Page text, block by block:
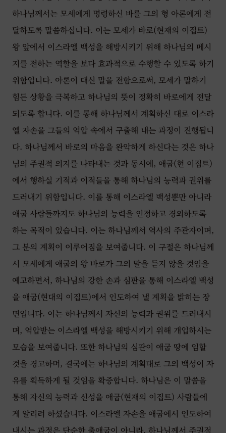
하나님께서는 모세에게 명령하신 바를 그의 형 아론에게 전
달하도록 말씀하십니다. 이는 모세가 바로(현재의 이집트)
왕 앞에서 이스라엘 백성을 해방시키기 위해 하나님의 메시
지를 전하는 역할을 보다 효과적으로 수행할 수 있도록 하기
위함입니다. 아론이 대신 말을 전함으로써, 모세가 말하기
힘든 상황을 극복하고 하나님의 뜻이 정확히 바로에게 전달
되도록 합니다. 이를 통해 하나님께서 계획하신 대로 이스라
엘 자손을 그들의 억압 속에서 구출해 내는 과정이 진행됩니
다. 하나님께서 바로의 마음을 완악하게 하신다는 것은 하나
님의 주권적 의지를 나타내는 것과 동시에, 애굽(현 이집트)
에서 행하실 기적과 이적들을 통해 하나님의 능력과 권위를
드러내기 위함입니다. 이를 통해 이스라엘 백성뿐만 아니라
애굽 사람들까지도 하나님의 능력을 인정하고 경외하도록
하는 목적이 있습니다. 이는 하나님께서 역사의 주관자이며,
그 분의 계획이 이루어짐을 보여줍니다. 이 구절은 하나님께
서 모세에게 애굽의 왕 바로가 그의 말을 듣지 않을 것임을
예고하면서, 하나님의 강한 손과 심판을 통해 이스라엘 백성
을 애굽(현대의 이집트)에서 인도하여 낼 계획을 밝히는 장
면입니다. 이는 하나님께서 자신의 능력과 권위를 드러내시
며, 억압받는 이스라엘 백성을 해방시키기 위해 개입하시는
모습을 보여줍니다. 또한 하나님의 심판이 애굽 땅에 임할
것을 경고하며, 결국에는 하나님의 계획대로 그의 백성이 자
유를 획득하게 될 것임을 확증합니다. 하나님은 이 말씀을
통해 자신의 능력과 신성을 애굽(현재의 이집트) 사람들에
게 알리려 하셨습니다. 이스라엘 자손을 애굽에서 인도하여
내시는 과정은 단순한 출애굽이 아니라, 하나님께서 주권적